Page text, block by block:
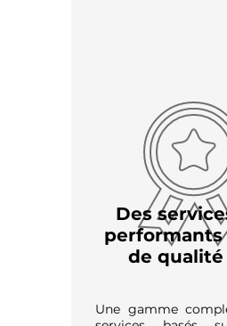
Des
performants
de qualité
Une gamme